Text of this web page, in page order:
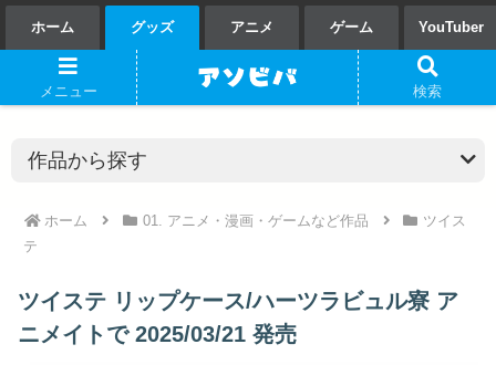
ホーム グッズ アニメ ゲーム YouTuber
ホーム 01. アニメ・漫画・ゲームなど作品
ツイス
テ
ツイステ リップケース/ハーツラビュル寮 ア
ニメイトで 2025/03/21 発売
メニュー 検索